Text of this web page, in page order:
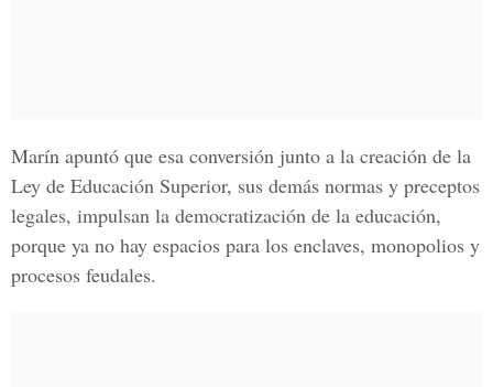
Marín apuntó que esa conversión junto a la creación de la
Ley de Educación Superior, sus demás normas y preceptos
legales, impulsan la democratización de la educación,
porque ya no hay espacios para los enclaves, monopolios y
procesos feudales.